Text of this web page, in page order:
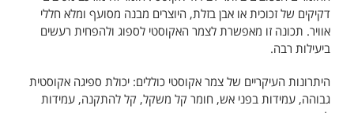
דקיקים של זכוכית או אבן בזלת, היוצרים מבנה מסועף ומלא חללי
אוויר. תכונה זו מאפשרת לצמר האקוסטי לספוג ולהפחית רעשים
ביעילות רבה.
היתרונות העיקריים של צמר אקוסטי כוללים: יכולת ספיגה אקוסטית
גבוהה, עמידות בפני אש, חומר קל משקל, קל להתקנה, עמידות